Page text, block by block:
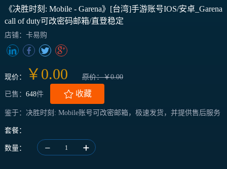
《决胜时刻: Mobile - Garena》[台湾]手游账号IOS/安卓_Garena
call of duty可改密码邮箱/直登稳定
店铺：卡易购
现价： ￥0.00 原价：￥0.00
已售： 648件 收藏
鉴于：决胜时刻: Mobile账号可改密邮箱，极速发货，并提供售后服务
套餐：
数量： 1